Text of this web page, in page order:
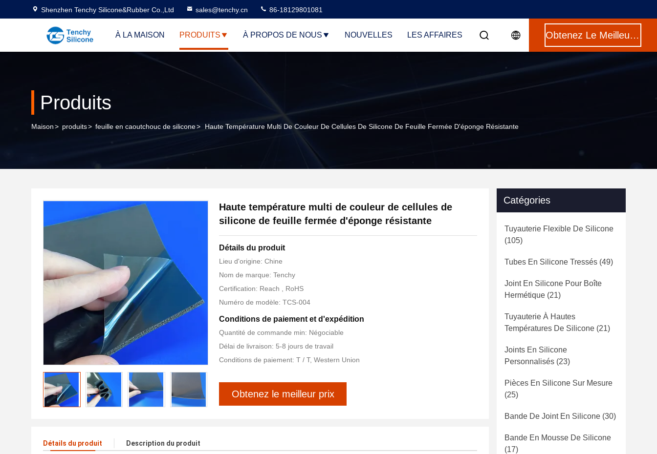
Shenzhen Tenchy Silicone&Rubber Co.,Ltd sales@tenchy.cn 86-18129801081
À LA MAISON PRODUITS À PROPOS DE NOUS NOUVELLES LES AFFAIRES Obtenez Le Meilleur Prix
Produits
Maison> produits> feuille en caoutchouc de silicone> Haute Température Multi De Couleur De Cellules De Silicone De Feuille Fermée D'éponge Résistante
Haute température multi de couleur de cellules de
silicone de feuille fermée d'éponge résistante
Détails du produit
Lieu d'origine: Chine
Nom de marque: Tenchy
Certification: Reach , RoHS
Numéro de modèle: TCS-004
Conditions de paiement et d'expédition
Quantité de commande min: Négociable
Délai de livraison: 5-8 jours de travail
Conditions de paiement: T / T, Western Union
Obtenez le meilleur prix
Détails du produit Description du produit
Catégories
Tuyauterie Flexible De Silicone
(105)
Tubes En Silicone Tressés (49)
Joint En Silicone Pour Boîte
Hermétique (21)
Tuyauterie À Hautes
Températures De Silicone (21)
Joints En Silicone
Personnalisés (23)
Pièces En Silicone Sur Mesure
(25)
Bande De Joint En Silicone (30)
Bande En Mousse De Silicone
(17)